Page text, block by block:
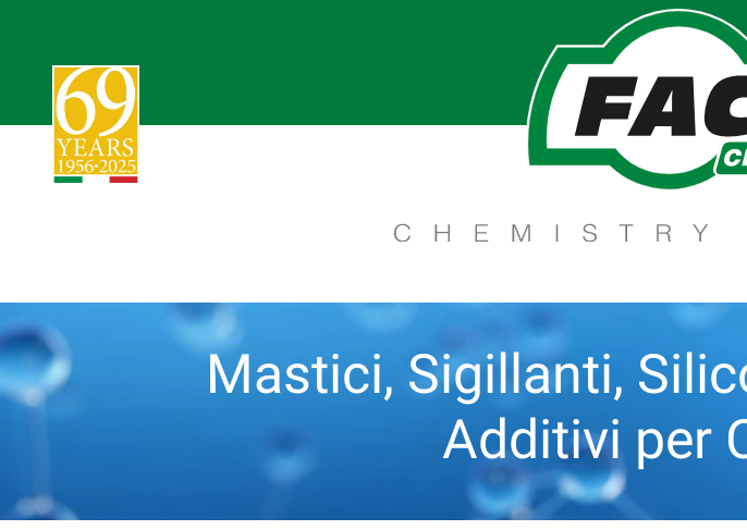
Mastici, Sigillanti,
Additivi per